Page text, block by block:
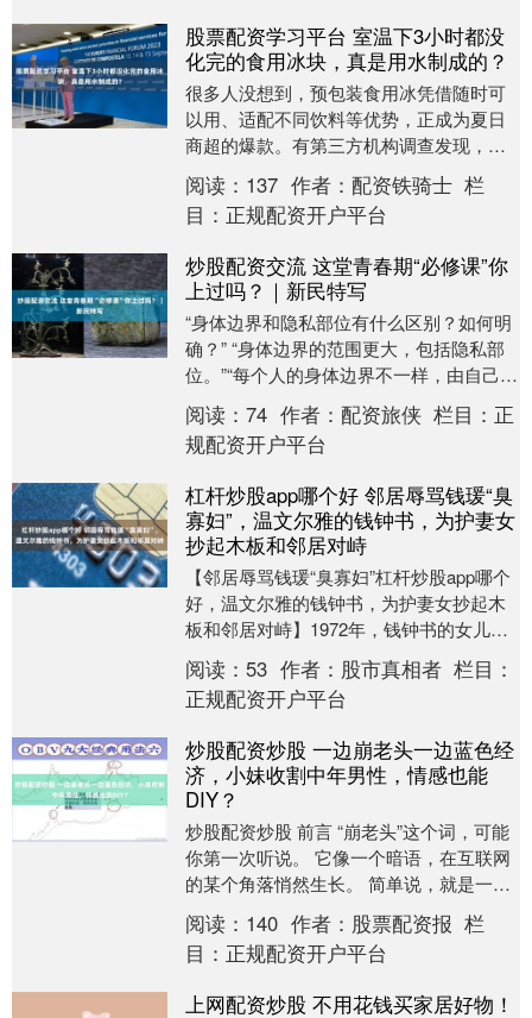
股票配资学习平台 室温下3小时都没
化完的食用冰块，真是用水制成的？
很多人没想到，预包装食用冰凭借随时可
以用、适配不同饮料等优势，正成为夏日
商超的爆款。有第三方机构调查发现，今
年二季度，线下零售渠道预包装冰杯的销
售额同比增长达9....
阅读： 137 作者： 配资铁骑士 栏
目： 正规配资开户平台
炒股配资交流 这堂青春期“必修课”你
上过吗？｜新民特写
“身体边界和隐私部位有什么区别？如何明
确？” “身体边界的范围更大，包括隐私部
位。”“每个人的身体边界不一样，由自己的
感受决定。”“我的身体我说了算！”浦东的
一....
阅读： 74 作者： 配资旅侠 栏目： 正
规配资开户平台
杠杆炒股app哪个好 邻居辱骂钱瑗“臭
寡妇”，温文尔雅的钱钟书，为护妻女
抄起木板和邻居对峙
【邻居辱骂钱瑗“臭寡妇”杠杆炒股app哪个
好，温文尔雅的钱钟书，为护妻女抄起木
板和邻居对峙】1972年，钱钟书的女儿被
邻居骂了一句“臭寡妇”，随后又扇了一巴
掌。....
阅读： 53 作者： 股市真相者 栏目：
正规配资开户平台
炒股配资炒股 一边崩老头一边蓝色经
济，小妹收割中年男性，情感也能
DIY？
炒股配资炒股 前言 “崩老头”这个词，可能
你第一次听说。 它像一个暗语，在互联网
的某个角落悄然生长。 简单说，就是一些
人（多为年轻女性，自称“精神小妹”）通过
社....
阅读： 140 作者： 股票配资报 栏
目： 正规配资开户平台
上网配资炒股 不用花钱买家居好物！